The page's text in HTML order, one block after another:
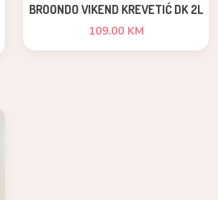
BROONDO VIKEND KREVETIĆ DK 2L
SIVO
109.00 KM